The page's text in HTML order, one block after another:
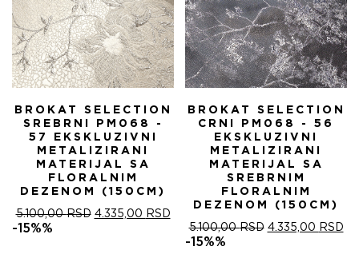
BROKAT SELECTION
SREBRNI PM068 -
57 EKSKLUZIVNI
METALIZIRANI
MATERIJAL SA
FLORALNIM
DEZENOM (150CM)
5.100,00RSD ОРИГИНАЛНА
4.335,00 RSDТРЕНУТНА
ЦЕНА
-15%%
BROKAT SELECTION
CRNI PM068 - 56
EKSKLUZIVNI
METALIZIRANI
MATERIJAL SA
SREBRNIM
FLORALNIM
DEZENOM (150CM)
5.100,00RSD ОРИГИНАЛНА
4.335,00 RSD
-15%%